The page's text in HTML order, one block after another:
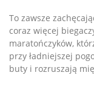
To zawsze
coraz więcej
maratończyków,
przy ładniejszej
buty i rozruszają